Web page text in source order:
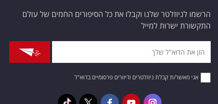
הרשמו לניוזלטר שלנו וקבלו את כל הסיפורים החמים של עולם
התקשורת ישרות למייל
אני מאשר/ת קבלת ניוזלטרים ודיוורים פרסומיים בדוא"ל